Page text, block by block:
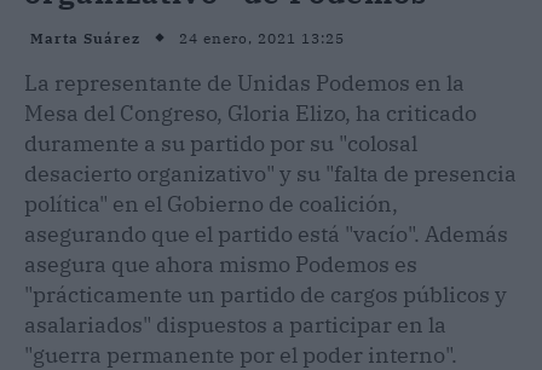
Marta Suárez 24 enero, 2021 13:25
La representante de Unidas Podemos en la
Mesa del Congreso, Gloria Elizo, ha criticado
duramente a su partido por su "colosal
desacierto organizativo" y su "falta de presencia
política" en el Gobierno de coalición,
asegurando que el partido está "vacío". Además
asegura que ahora mismo Podemos es
"prácticamente un partido de cargos públicos y
asalariados" dispuestos a participar en la
"guerra permanente por el poder interno".